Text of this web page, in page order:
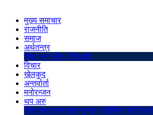
मुख्य समाचार
राजनीति
समाज
अर्थतन्त्र
शेयर बजारबैंक–वित्तअटो
विचार
खेलकुद
अन्तर्वार्ता
मनोरन्जन
थप अरु
शिक्षास्वास्थ्यप्रवाससुचना प्रविधिपत्रपत्रिका